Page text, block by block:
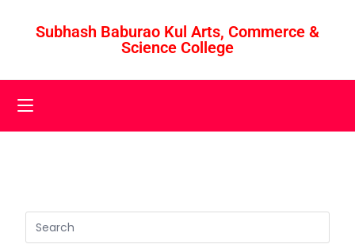
Subhash Baburao Kul Arts, Commerce &
Science College